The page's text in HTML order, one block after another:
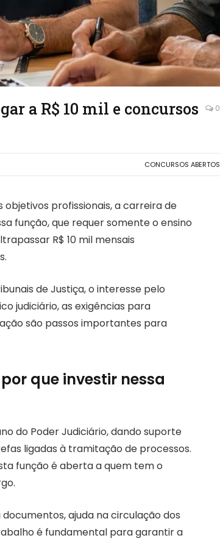
a R$ 10 mil e concursos
0
CONCURSOS ABERTOS
profissionais, a carreira de
função, que requer somente o ensino
R$ 10 mil mensais
de Justiça, o interesse pelo
judiciário, as exigências para
são passos importantes para
que investir nessa
do Poder Judiciário, dando suporte
ligadas à tramitação de processos.
função é aberta a quem tem o
ajuda na circulação dos
é fundamental para garantir a